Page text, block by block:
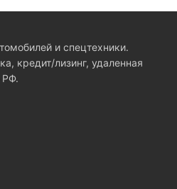
и спецтехники.
кредит/лизинг, удаленная
РФ.